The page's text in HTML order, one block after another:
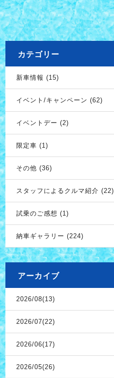
カテゴリー
新車情報 (15)
イベント/キャンペーン (62)
イベントデー (2)
限定車 (1)
その他 (36)
スタッフによるクルマ紹介 (22)
試乗のご感想 (1)
納車ギャラリー (224)
アーカイブ
2026/08(13)
2026/07(22)
2026/06(17)
2026/05(26)